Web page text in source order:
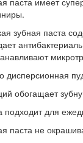
зубная паста
дисперсионная
обогащает
подходит для
паста не